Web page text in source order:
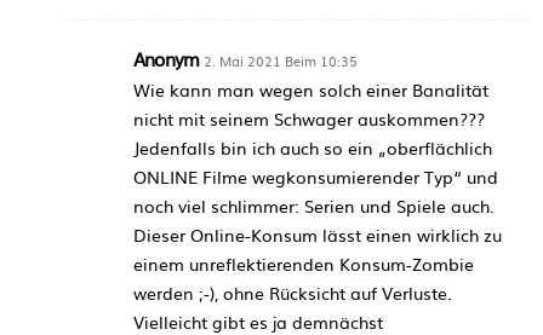
Anonym 2. Mai 2021 Beim 10:35
Wie kann man wegen solch einer Banalität
nicht mit seinem Schwager auskommen???
Jedenfalls bin ich auch so ein „oberflächlich
ONLINE Filme wegkonsumierender Typ“ und
noch viel schlimmer: Serien und Spiele auch.
Dieser Online-Konsum lässt einen wirklich zu
einem unreflektierenden Konsum-Zombie
werden ;-), ohne Rücksicht auf Verluste.
Vielleicht gibt es ja demnächst